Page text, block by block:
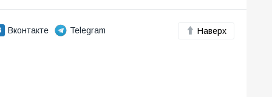
Вконтакте
Telegram
Наверх